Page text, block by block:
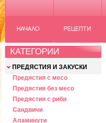
КАТЕГОРИИ
ПРЕДЯСТИЯ И ЗАКУСКИ
Предястия с месо
Предястия без месо
Предястия с риби
Сандвичи
Аламинути